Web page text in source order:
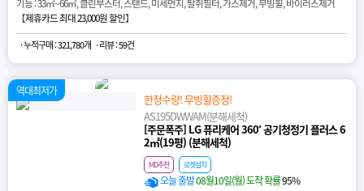
기능 : 33㎡~66㎡, 클린부스터, 스탠드, 미세먼지, 탈취필터, 가스제거, 무빙휠, 바이러스제거
【제휴카드 최대 23,000원 할인】
· 누적구매 : 321,780개 · 리뷰 : 59건
역대최저가
한정수량! 무빙휠증정!
AS195DWWAM(분해세척)
[주문폭주] LG 퓨리케어 360˚ 공기청정기 플러스 6
2㎡(19평) (분해세척)
MD추천 로켓설치
오늘 출발08월10일(월) 도착 확률95%